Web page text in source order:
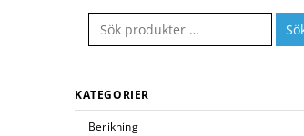
KATEGORIER
Berikning